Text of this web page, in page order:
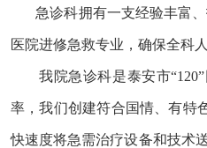
急诊科拥有一支经验丰富、
医院进修急救专业，确保全
我院急诊科是泰安市
率，我们创建符合国情、有
快速度将急需治疗设备和技术